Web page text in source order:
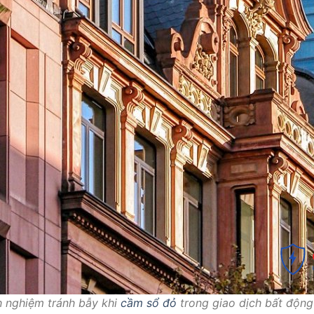
nghiệm tránh bẫy khi cầm sổ đỏ trong giao dịch bất